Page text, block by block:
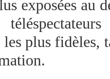
exposées au
les plus